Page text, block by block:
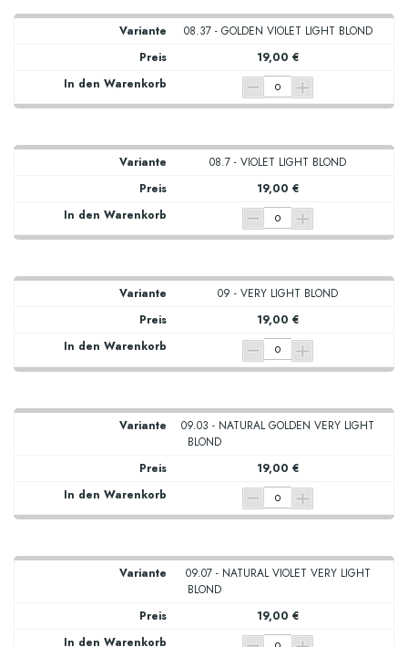
08.37 - GOLDEN VIOLET LIGHT BLOND
19,00 €
08.7 - VIOLET LIGHT BLOND
19,00 €
09 - VERY LIGHT BLOND
19,00 €
09.03 - NATURAL GOLDEN VERY LIGHT
BLOND
19,00 €
09.07 - NATURAL VIOLET VERY LIGHT
BLOND
19,00 €